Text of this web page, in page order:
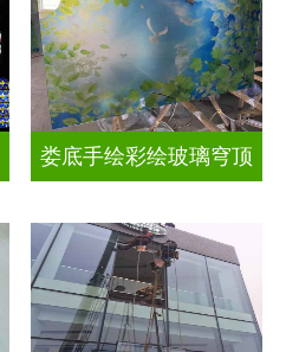
娄底手绘彩绘玻璃穹顶